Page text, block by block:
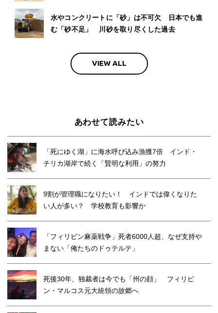
水やコンクリートに「砂」は不可欠 日本でも進
む「砂不足」 川砂を取り尽くした過去
VIEW ALL
あわせて読みたい
「死にゆく湖」に海水呼び込み漁獲7倍 インド・
チリカ湖岸で続く「賢明な利用」の努力
9割が管理職になりたい！ インドでは偉くなりた
い人が多い？ 学校教育も影響か
「フィリピン麻薬戦争」死者6000人超、なぜ支持や
まない「俺たちのドゥテルテ」
死後30年、独裁者は今でも「州の顔」 フィリピ
ン・マルコス元大統領の故郷へ